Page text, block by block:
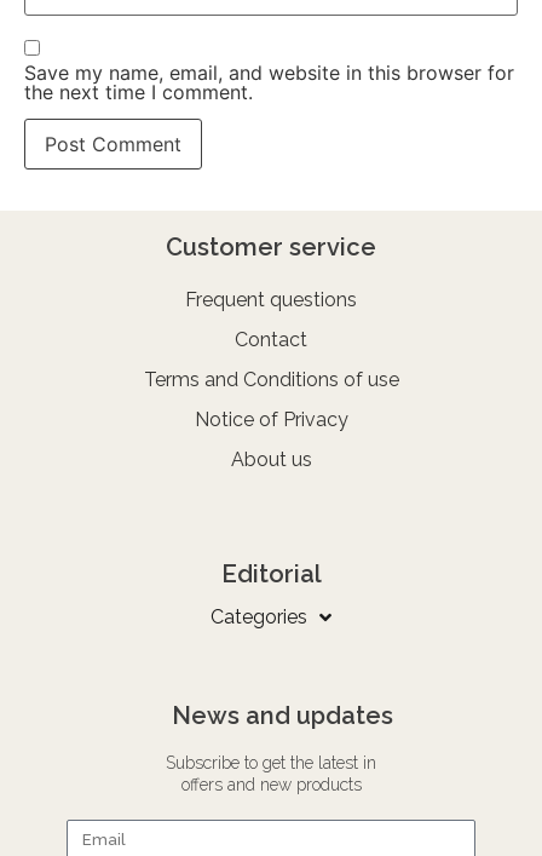
Save my name, email, and website in this browser for
the next time I comment.
Customer service
Frequent questions
Contact
Terms and Conditions of use
Notice of Privacy
About us
Editorial
Categories
News and updates
Subscribe to get the latest in
offers and new products